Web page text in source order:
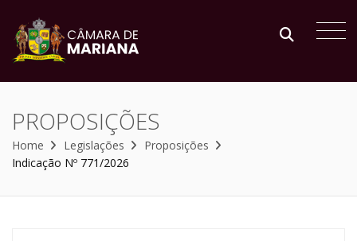
PROPOSIÇÕES
Home Legislações
Proposições
Indicação Nº 771/2026